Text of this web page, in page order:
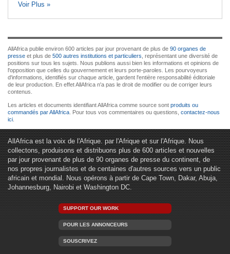
Voir Plus »
AllAfrica publie environ 600 articles par jour provenant de plus de 90 organes de
presse et plus de 500 autres institutions et particuliers , représentant une diversité de
positions sur tous les sujets. Nous publions aussi bien les informations et opinions de
l'opposition que celles du gouvernement et leurs porte-paroles. Les pourvoyeurs
d'informations, identifiés sur chaque article, gardent l'entière responsabilité éditoriale
de leur production. En effet AllAfrica n'a pas le droit de modifier ou de corriger leurs
contenus.
Les articles et documents identifiant AllAfrica comme source sont produits ou
commandés par AllAfrica . Pour tous vos commentaires ou questions, contactez-nous
ici
AllAfrica est la voix de l'Afrique. par l'Afrique et sur l'Afrique. Nous
collectons, produisons et distribuons plus de 600 articles et nouvelles
par jour provenant de plus de 90 organes de presse du continent, de
nos propres journalistes et de centaines d'autres sources vers un public
africain et mondial. Nous opérons à partir de Cape Town, Dakar, Abuja,
Johannesburg, Nairobi et Washington DC.
SUPPORT OUR WORK
POUR LES ANNONCEURS
SOUSCRIVEZ